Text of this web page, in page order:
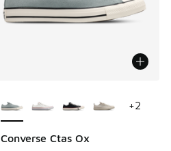
Converse Ctas Ox
BESPAAR € 24
+2